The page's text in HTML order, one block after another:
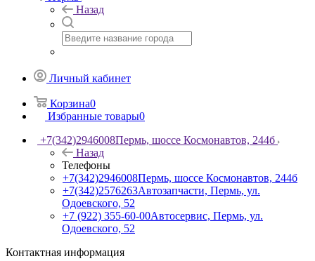
Назад
Личный кабинет
Корзина0
Избранные товары0
+7(342)2946008Пермь, шоссе Космонавтов, 244б
Назад
Телефоны
+7(342)2946008Пермь, шоссе Космонавтов, 244б
+7(342)2576263Автозапчасти, Пермь, ул.
Одоевского, 52
+7 (922) 355-60-00Автосервис, Пермь, ул.
Одоевского, 52
Контактная информация